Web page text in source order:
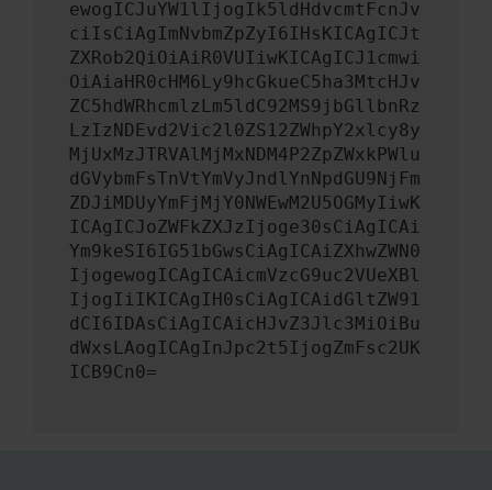
ewogICJuYW1lIjogIk5ldHdvcmtFcnJv
ciIsCiAgImNvbmZpZyI6IHsKICAgICJt
ZXRob2QiOiAiR0VUIiwKICAgICJ1cmwi
OiAiaHR0cHM6Ly9hcGkueC5ha3MtcHJv
ZC5hdWRhcmlzLm5ldC92MS9jbGllbnRz
LzIzNDEvd2Vic2l0ZS12ZWhpY2xlcy8y
MjUxMzJTRVAlMjMxNDM4P2ZpZWxkPWlu
dGVybmFsTnVtYmVyJndlYnNpdGU9NjFm
ZDJiMDUyYmFjMjY0NWEwM2U5OGMyIiwK
ICAgICJoZWFkZXJzIjoge30sCiAgICAi
Ym9keSI6IG51bGwsCiAgICAiZXhwZWN0
IjogewogICAgICAicmVzcG9uc2VUeXBl
IjogIiIKICAgIH0sCiAgICAidGltZW91
dCI6IDAsCiAgICAicHJvZ3Jlc3MiOiBu
dWxsLAogICAgInJpc2t5IjogZmFsc2UK
ICB9Cn0=